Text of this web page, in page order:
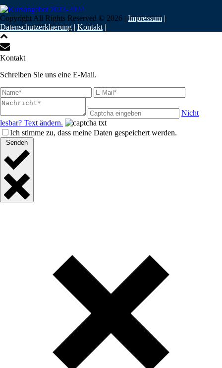
Copyright All Rights Reserved © 2026 | Impressum |
Datenschutzerklaerung | Kontakt |
Kontakt
Schreiben Sie uns eine E-Mail.
Nicht
lesbar? Text ändern.
Ich stimme zu, dass meine Daten gespeichert werden.
Senden